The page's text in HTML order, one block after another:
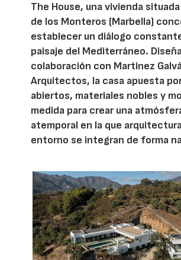
The House, una vivienda
de los Monteros (Marbella)
establecer un diálogo
paisaje del Mediterráneo.
colaboración con Martinez
Arquitectos, la casa apuesta
abiertos, materiales nobles y
medida para crear una
atemporal en la que
entorno se integran de forma